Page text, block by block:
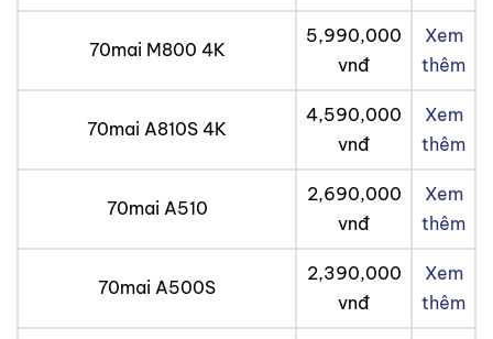
70mai M800 4K
5,990,000
vnđ
Xem
thêm
70mai A810S 4K
4,590,000
vnđ
Xem
thêm
70mai A510
2,690,000
vnđ
Xem
thêm
70mai A500S
2,390,000
vnđ
Xem
thêm